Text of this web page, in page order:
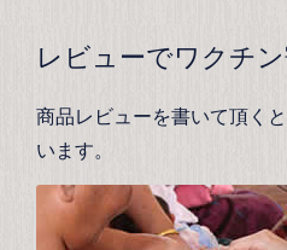
レビューでワクチ
商品レビューを書いて頂く
います。